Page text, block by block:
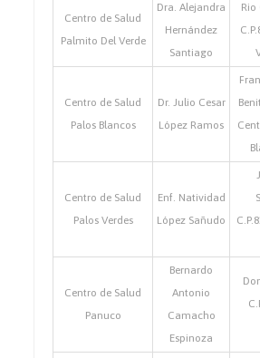
Centro de Salud
Palmito Del Verde
Dra. Alejandra
Hernández
Santiago
Rio
Centro de Salud
Palos Blancos
Dr. Julio Cesar
López Ramos
Centro de Salud
Palos Verdes
Enf. Natividad
López Sañudo
Centro de Salud
Panuco
Bernardo
Antonio
Camacho
Espinoza